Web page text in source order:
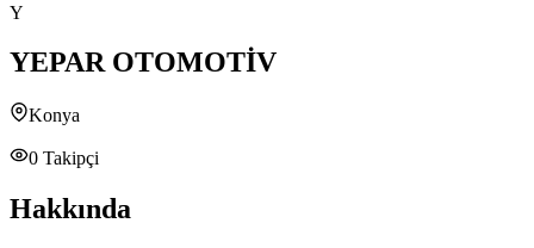
Y
YEPAR OTOMOTİV
Konya
0 Takipçi
Hakkında